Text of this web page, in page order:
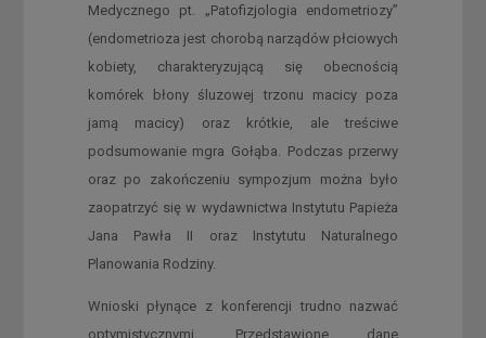
Medycznego pt. „Patofizjologia endometriozy”
(endometrioza jest chorobą narządów płciowych
kobiety, charakteryzującą się obecnością
komórek błony śluzowej trzonu macicy poza
jamą macicy) oraz krótkie, ale treściwe
podsumowanie mgra Gołąba. Podczas przerwy
oraz po zakończeniu sympozjum można było
zaopatrzyć się w wydawnictwa Instytutu Papieża
Jana Pawła II oraz Instytutu Naturalnego
Planowania Rodziny.
Wnioski płynące z konferencji trudno nazwać
optymistycznymi. Przedstawione dane